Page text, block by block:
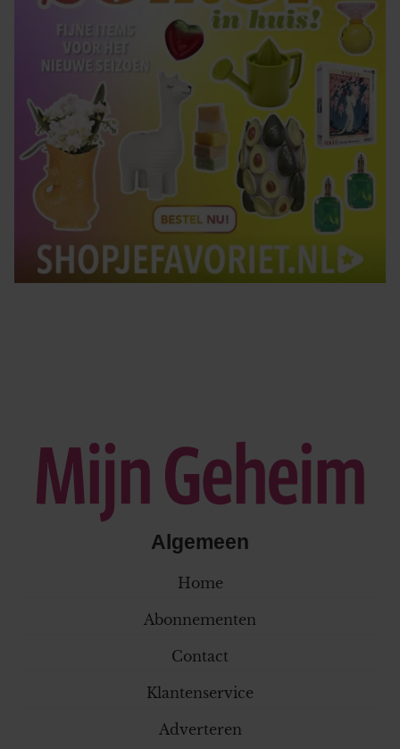
Algemeen
Home
Abonnementen
Contact
Klantenservice
Adverteren